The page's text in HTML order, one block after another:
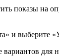
на
и выберите
для